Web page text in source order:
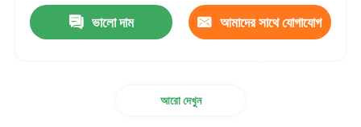
ভালো দাম আমাদের সাথে যোগাযোগ
আরো দেখুন